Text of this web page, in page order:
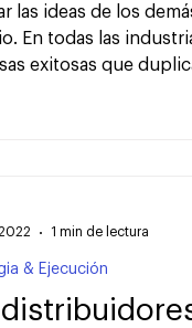
las ideas de los
En todas las
exitosas que
& Ejecución
1 min de lectura